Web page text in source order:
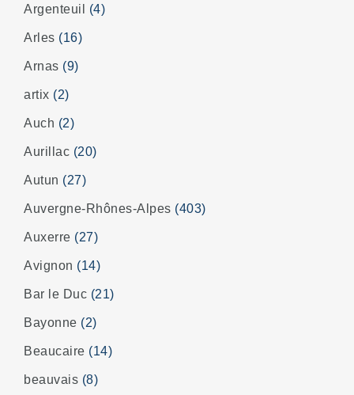
Argenteuil (4)
Arles (16)
Arnas (9)
artix (2)
Auch (2)
Aurillac (20)
Autun (27)
Auvergne-Rhônes-Alpes (403)
Auxerre (27)
Avignon (14)
Bar le Duc (21)
Bayonne (2)
Beaucaire (14)
beauvais (8)